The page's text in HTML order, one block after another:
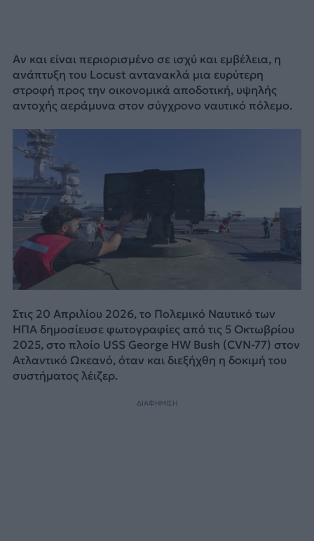
Αν και είναι περιορισμένο σε ισχύ και εμβέλεια, η
ανάπτυξη του Locust αντανακλά μια ευρύτερη
στροφή προς την οικονομικά αποδοτική, υψηλής
αντοχής αεράμυνα στον σύγχρονο ναυτικό πόλεμο.
Στις 20 Απριλίου 2026, το Πολεμικό Ναυτικό των
ΗΠΑ δημοσίευσε φωτογραφίες από τις 5 Οκτωβρίου
2025, στο πλοίο USS George HW Bush (CVN-77) στον
Ατλαντικό Ωκεανό, όταν και διεξήχθη η δοκιμή του
συστήματος λέιζερ.
ΔΙΑΦΗΜΙΣΗ